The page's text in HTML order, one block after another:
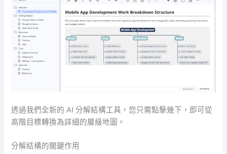
透過我們全新的 AI 分解結構工具，您只需點擊幾下，即可從
高階目標轉換為詳細的層級地圖。
分解結構的關鍵作用